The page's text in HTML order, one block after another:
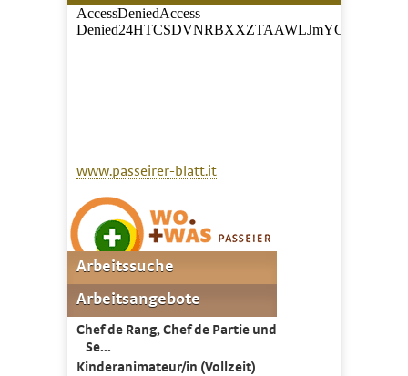
www.passeirer-blatt.it